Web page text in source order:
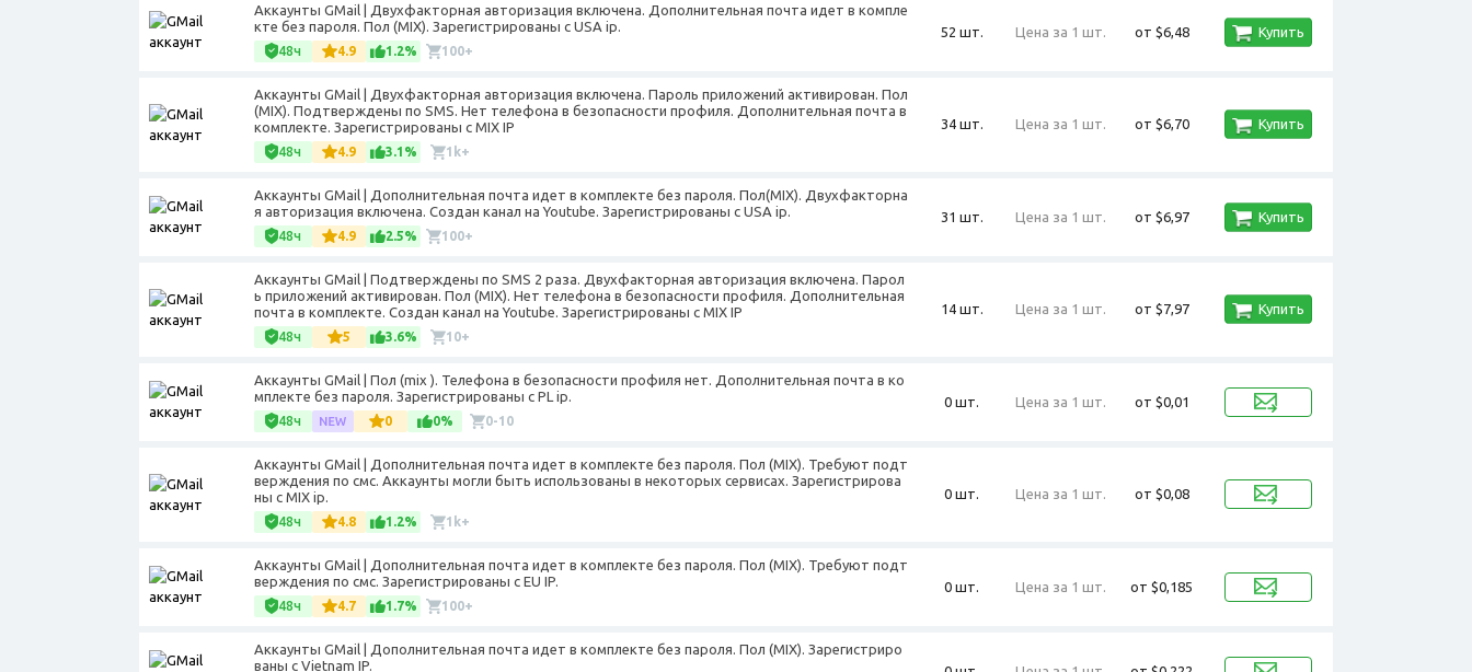
Аккаунты GMail | Двухфакторная авторизация включена. Дополнительная почта идет в компле
кте без пароля. Пол (MIX). Зарегистрированы с USA ip.
48ч 4.9 1.2% 100+
52 шт. Цена за 1 шт. от $6,48 Купить
Аккаунты GMail | Двухфакторная авторизация включена. Пароль приложений активирован. Пол
(MIX). Подтверждены по SMS. Нет телефона в безопасности профиля. Дополнительная почта в
комплекте. Зарегистрированы с MIX IP
48ч 4.9 3.1% 1k+
34 шт. Цена за 1 шт. от $6,70 Купить
Аккаунты GMail | Дополнительная почта идет в комплекте без пароля. Пол(MIX). Двухфакторна
я авторизация включена. Создан канал на Youtube. Зарегистрированы с USA ip.
48ч 4.9 2.5% 100+
31 шт. Цена за 1 шт. от $6,97 Купить
Аккаунты GMail | Подтверждены по SMS 2 раза. Двухфакторная авторизация включена. Парол
ь приложений активирован. Пол (MIX). Нет телефона в безопасности профиля. Дополнительная
почта в комплекте. Создан канал на Youtube. Зарегистрированы с MIX IP
48ч 5 3.6% 10+
14 шт. Цена за 1 шт. от $7,97 Купить
Аккаунты GMail | Пол (mix ). Телефона в безопасности профиля нет. Дополнительная почта в ко
мплекте без пароля. Зарегистрированы с PL ip.
48ч 0 0% 0-10
0 шт. Цена за 1 шт. от $0,01
Аккаунты GMail | Дополнительная почта идет в комплекте без пароля. Пол (MIX). Требуют подт
верждения по смс. Аккаунты могли быть использованы в некоторых сервисах. Зарегистрирова
ны с MIX ip.
48ч 4.8 1.2% 1k+
0 шт. Цена за 1 шт. от $0,08
Аккаунты GMail | Дополнительная почта идет в комплекте без пароля. Пол (MIX). Требуют подт
верждения по смс. Зарегистрированы с EU IP.
48ч 4.7 1.7% 100+
0 шт. Цена за 1 шт. от $0,185
Аккаунты GMail | Дополнительная почта идет в комплекте без пароля. Пол (MIX). Зарегистриро
ваны с Vietnam IP.